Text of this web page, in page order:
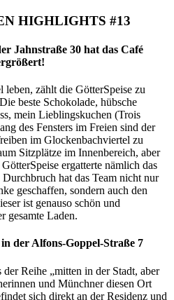
HIGHLIGHTS #13
Jahnstraße 30 hat das Café
zählt die GötterSpeise zu
beste Schokolade, hübsche
mein Lieblingskuchen (Trois
des Fensters im Freien sind der
im Glockenbachviertel zu
Sitzplätze im Innenbereich, aber
ergatterte nämlich das
hat das Team nicht nur
geschaffen, sondern auch den
ist genauso schön und
gesamte Laden.
der Alfons-Goppel-Straße 7
Reihe „mitten in der Stadt, aber
und Münchner diesen Ort
sich direkt an der Residenz und